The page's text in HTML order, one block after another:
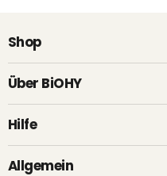
Shop
Über BiOHY
Hilfe
Allgemein